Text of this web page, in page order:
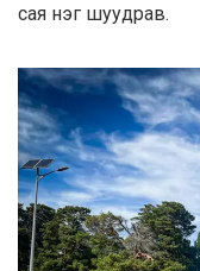
сая нэг шуудрав.